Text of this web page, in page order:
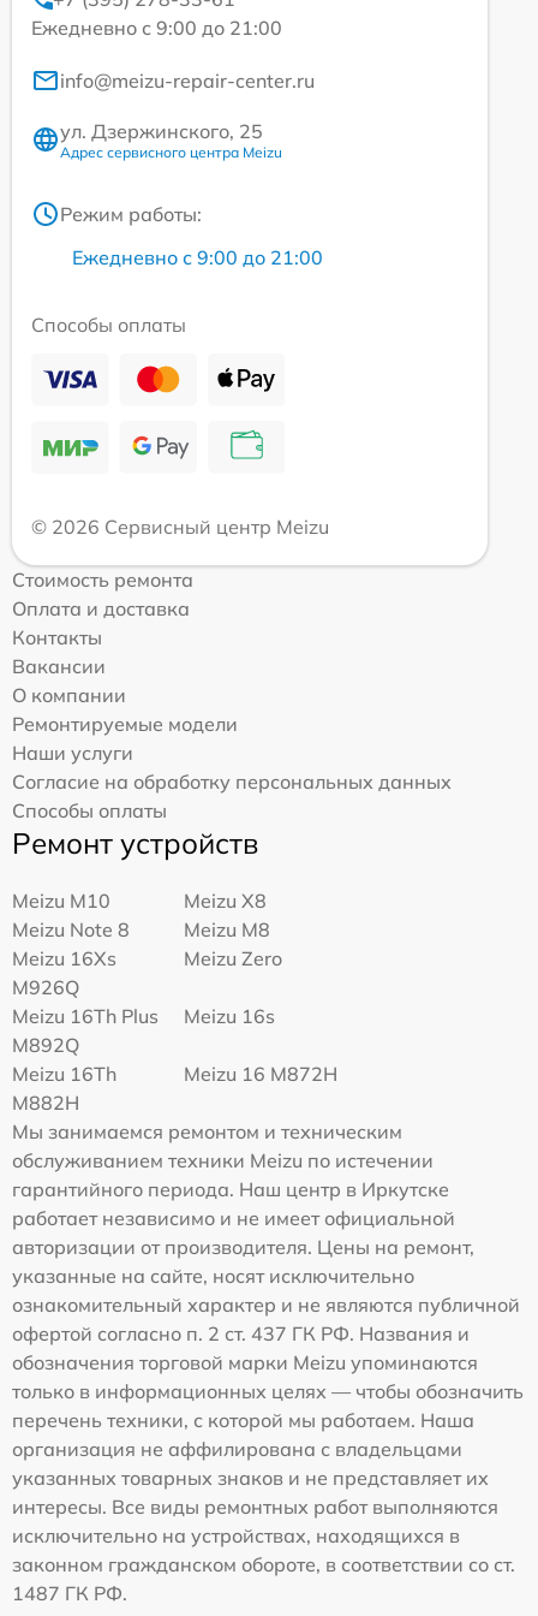
Ежедневно с 9:00 до 21:00
info@meizu-repair-center.ru
ул. Дзержинского, 25
Адрес сервисного центра Meizu
Режим работы:
Ежедневно с 9:00 до 21:00
Способы оплаты
© 2026 Сервисный центр Meizu
Стоимость ремонта
Оплата и доставка
Контакты
Вакансии
О компании
Ремонтируемые модели
Наши услуги
Согласие на обработку персональных данных
Способы оплаты
Ремонт устройств
Meizu M10
Meizu X8
Meizu Note 8
Meizu M8
Meizu 16Xs
M926Q
Meizu Zero
Meizu 16Th Plus
M892Q
Meizu 16s
Meizu 16Th
M882H
Meizu 16 M872H
Мы занимаемся ремонтом и техническим
обслуживанием техники Meizu по истечении
гарантийного периода. Наш центр в Иркутске
работает независимо и не имеет официальной
авторизации от производителя. Цены на ремонт,
указанные на сайте, носят исключительно
ознакомительный характер и не являются публичной
офертой согласно п. 2 ст. 437 ГК РФ. Названия и
обозначения торговой марки Meizu упоминаются
только в информационных целях — чтобы обозначить
перечень техники, с которой мы работаем. Наша
организация не аффилирована с владельцами
указанных товарных знаков и не представляет их
интересы. Все виды ремонтных работ выполняются
исключительно на устройствах, находящихся в
законном гражданском обороте, в соответствии со ст.
1487 ГК РФ.